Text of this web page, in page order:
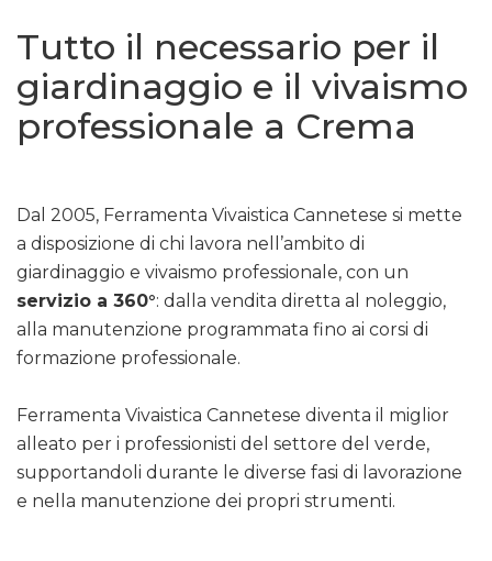
Tutto il necessario per il
giardinaggio e il vivaismo
professionale a Crema
Dal 2005, Ferramenta Vivaistica Cannetese si mette
a disposizione di chi lavora nell’ambito di
giardinaggio e vivaismo professionale, con un
servizio a 360°: dalla vendita diretta al noleggio,
alla manutenzione programmata fino ai corsi di
formazione professionale.
Ferramenta Vivaistica Cannetese diventa il miglior
alleato per i professionisti del settore del verde,
supportandoli durante le diverse fasi di lavorazione
e nella manutenzione dei propri strumenti.